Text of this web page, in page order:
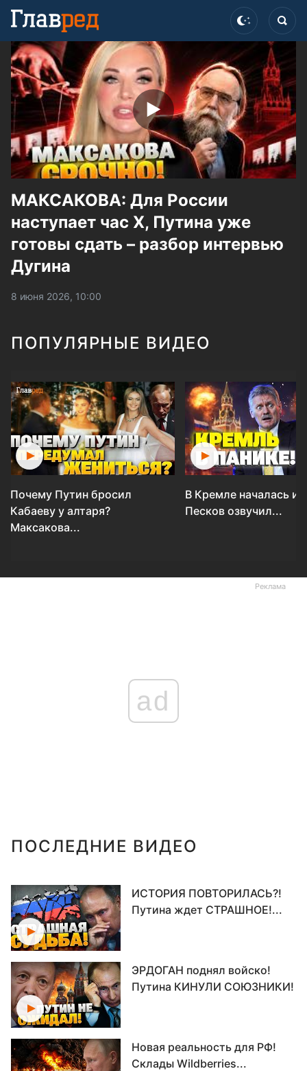
МАКСАКОВА: Для России
наступает час Х, Путина уже
готовы сдать – разбор интервью
Дугина
8 июня 2026, 10:00
ПОПУЛЯРНЫЕ ВИДЕО
Почему Путин бросил
Кабаеву у алтаря?
Максакова...
В Кремле началась
Песков озвучил...
Реклама
ad
ПОСЛЕДНИЕ ВИДЕО
ИСТОРИЯ ПОВТОРИЛАСЬ?!
Путина ждет СТРАШНОЕ!...
ЭРДОГАН поднял войско!
Путина КИНУЛИ СОЮЗНИКИ!
Новая реальность для РФ!
Склады Wildberries...